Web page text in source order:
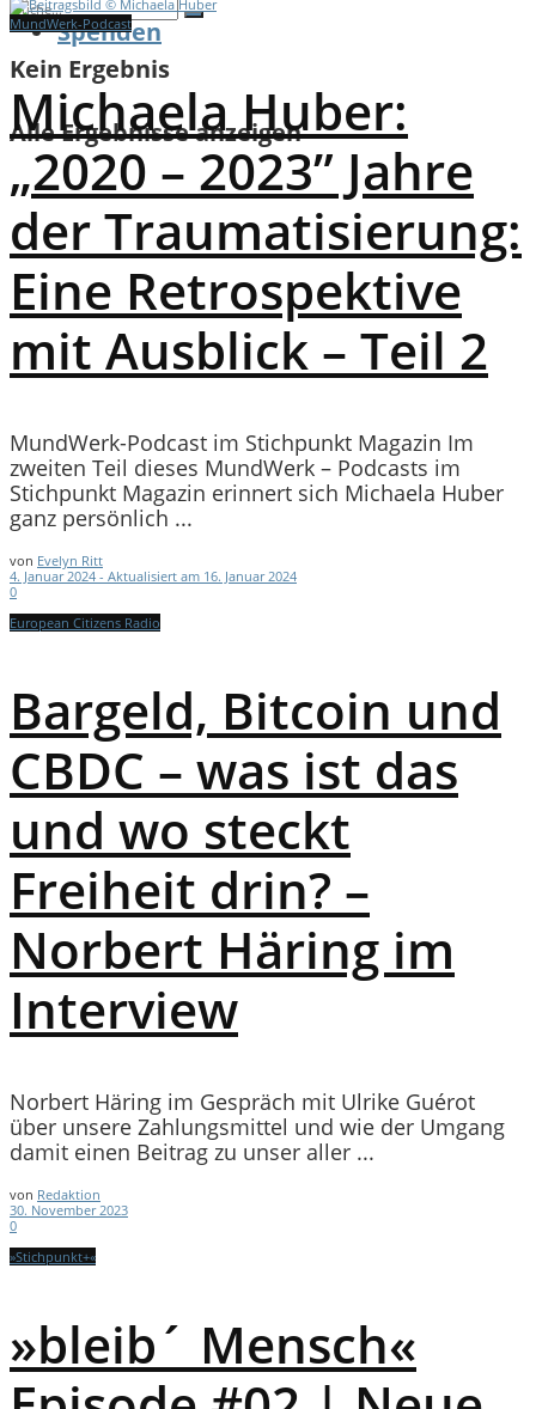
Spenden
Kein Ergebnis
Alle Ergebnisse anzeigen
MundWerk-Podcast
Michaela Huber:
„2020 – 2023” Jahre
der Traumatisierung:
Eine Retrospektive
mit Ausblick – Teil 2
MundWerk-Podcast im Stichpunkt Magazin Im
zweiten Teil dieses MundWerk – Podcasts im
Stichpunkt Magazin erinnert sich Michaela Huber
ganz persönlich ...
von Evelyn Ritt
4. Januar 2024 - Aktualisiert am 16. Januar 2024
0
European Citizens Radio
Bargeld, Bitcoin und
CBDC – was ist das
und wo steckt
Freiheit drin? –
Norbert Häring im
Interview
Norbert Häring im Gespräch mit Ulrike Guérot
über unsere Zahlungsmittel und wie der Umgang
damit einen Beitrag zu unser aller ...
von Redaktion
30. November 2023
0
»Stichpunkt+«
»bleib´ Mensch«